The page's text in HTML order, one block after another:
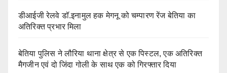
डीआईजी रेलवे डॉ.इनामुल हक मेगनू को चम्पारण रेंज बेतिया का
अतिरिक्त प्रभार मिला
बेतिया पुलिस ने लौरिया थाना क्षेत्र से एक पिस्टल, एक अतिरिक्त
मैगजीन एवं दो जिंदा गोली के साथ एक को गिरफ्तार दिया